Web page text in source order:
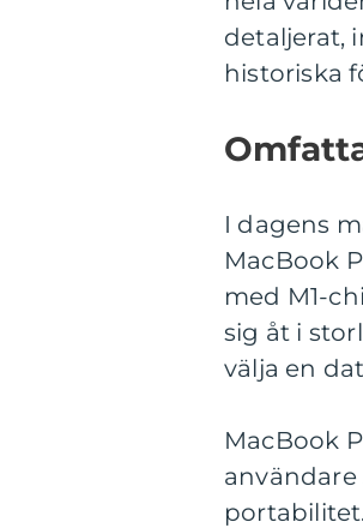
detaljerat,
historiska
I dagens
MacBook
med M1-
sig åt i
välja en
MacBook